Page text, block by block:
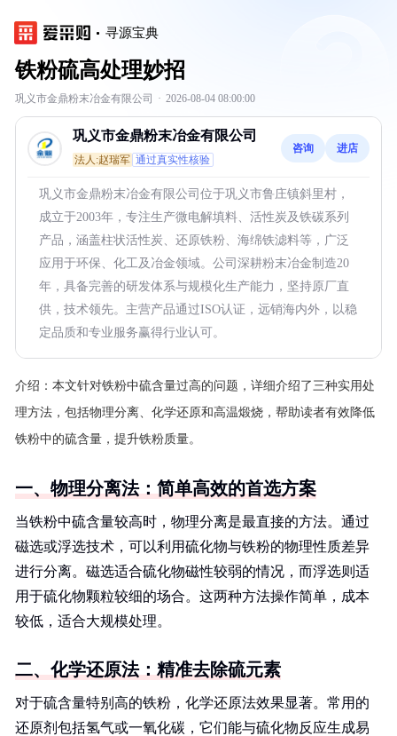
寻源宝典
铁粉硫高处理妙招
巩义市金鼎粉末冶金有限公司 · 2026-08-04 08:00:00
巩义市金鼎粉末冶金有限公司
法人:赵瑞军 通过真实性核验
咨询 进店
巩义市金鼎粉末冶金有限公司位于巩义市鲁庄镇斜里村，
成立于2003年，专注生产微电解填料、活性炭及铁碳系列
产品，涵盖柱状活性炭、还原铁粉、海绵铁滤料等，广泛
应用于环保、化工及冶金领域。公司深耕粉末冶金制造20
年，具备完善的研发体系与规模化生产能力，坚持原厂直
供，技术领先。主营产品通过ISO认证，远销海内外，以稳
定品质和专业服务赢得行业认可。
介绍： 本文针对铁粉中硫含量过高的问题，详细介绍了三种实用处
理方法，包括物理分离、化学还原和高温煅烧，帮助读者有效降低
铁粉中的硫含量，提升铁粉质量。
一、物理分离法：简单高效的首选方案
当铁粉中硫含量较高时，物理分离是最直接的方法。通过
磁选或浮选技术，可以利用硫化物与铁粉的物理性质差异
进行分离。磁选适合硫化物磁性较弱的情况，而浮选则适
用于硫化物颗粒较细的场合。这两种方法操作简单，成本
较低，适合大规模处理。
二、化学还原法：精准去除硫元素
对于硫含量特别高的铁粉，化学还原法效果显著。常用的
还原剂包括氢气或一氧化碳，它们能与硫化物反应生成易